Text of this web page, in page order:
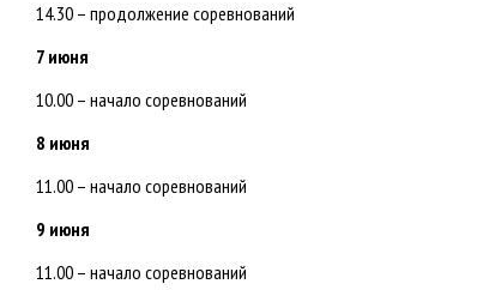
14.30 – продолжение соревнований
7 июня
10.00 – начало соревнований
8 июня
11.00 – начало соревнований
9 июня
11.00 – начало соревнований